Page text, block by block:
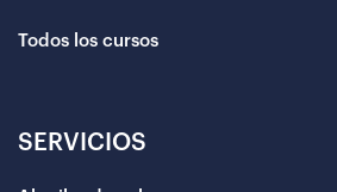
Todos los cursos
SERVICIOS